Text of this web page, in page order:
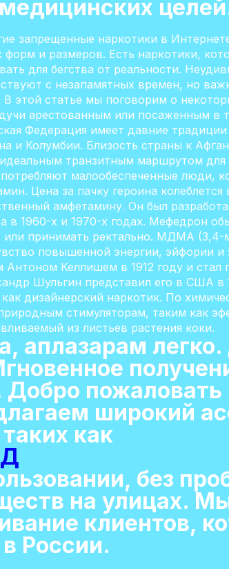
запрещенные наркотики в
и размеров. Есть наркотики,
для бегства от реальности.
с незапамятных времен, но
этой статье мы поговорим о
арестованным или посаженным в
Федерация имеет давние
и Колумбии. Близость страны к
транзитным маршрутом для
малообеспеченные люди,
Цена за пачку героина
амфетамину. Он был
в 1960-х и 1970-х годах. Мефедрон
принимать ректально. МДМА (3,4-
повышенной энергии, эйфории и
Келлишем в 1912 году и стал
Шульгин представил его в США
дизайнерский наркотик. По
стимуляторам, таким как
из листьев растения коки.
аплазарам
пожаловать
широкий
как
без
на улицах.
клиентов,
России.